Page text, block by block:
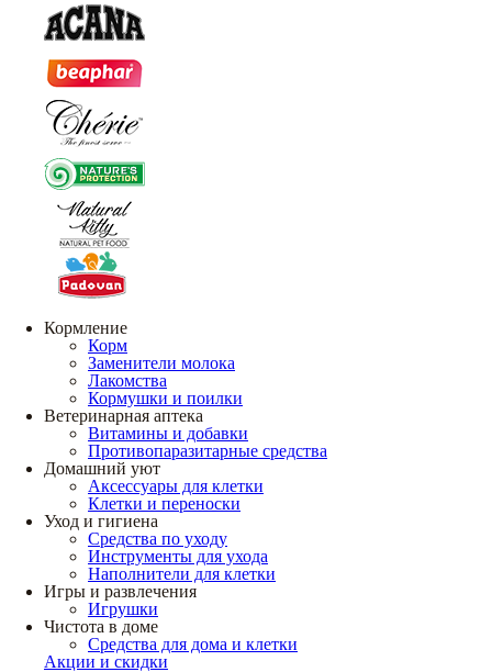
Кормление
Корм
Заменители молока
Лакомства
Кормушки и поилки
Ветеринарная аптека
Витамины и добавки
Противопаразитарные средства
Домашний уют
Аксессуары для клетки
Клетки и переноски
Уход и гигиена
Средства по уходу
Инструменты для ухода
Наполнители для клетки
Игры и развлечения
Игрушки
Чистота в доме
Средства для дома и клетки
Акции и скидки